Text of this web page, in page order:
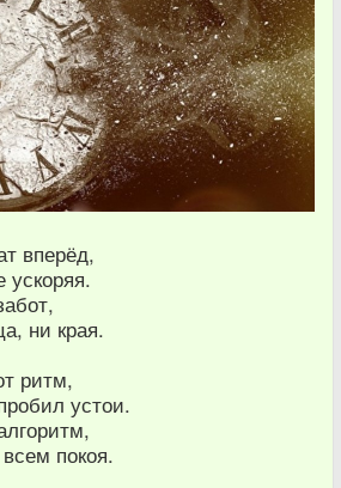
вперёд,
ускоряя.
ни края.
ритм,
устои.
покоя.